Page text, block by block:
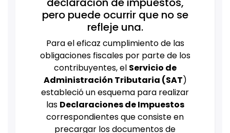
pero puede ocurrir que no se
refleje una.
Para el eficaz cumplimiento de las
obligaciones fiscales por parte de los
contribuyentes, el Servicio de
Administración Tributaria (SAT)
estableció un esquema para realizar
las Declaraciones de Impuestos
correspondientes que consiste en
precargar los documentos de